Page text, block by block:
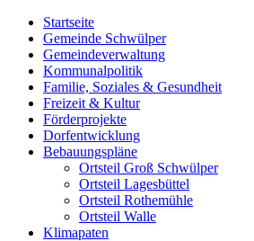
Startseite
Gemeinde Schwülper
Gemeindeverwaltung
Kommunalpolitik
Familie, Soziales & Gesundheit
Freizeit & Kultur
Förderprojekte
Dorfentwicklung
Bebauungspläne
Ortsteil Groß Schwülper
Ortsteil Lagesbüttel
Ortsteil Rothemühle
Ortsteil Walle
Klimapaten